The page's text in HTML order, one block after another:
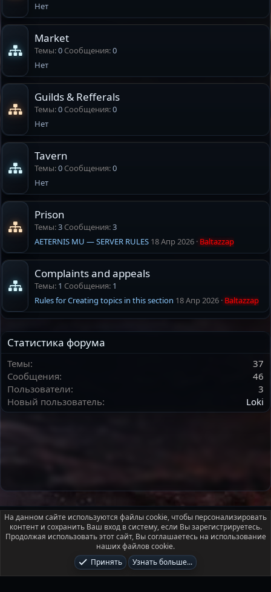
Нет
Market
Темы 0 Сообщения 0
Нет
Guilds & Refferals
Темы 0 Сообщения 0
Нет
Tavern
Темы 0 Сообщения 0
Нет
Prison
Темы 3 Сообщения 3
AETERNIS MU — SERVER RULES 18 Апр 2026 Baltazzap
Complaints and appeals
Темы 1 Сообщения 1
Rules for Creating topics in this section 18 Апр 2026 Baltazzap
Статистика форума
Темы
37
Сообщения
46
Пользователи
3
Новый пользователь
Loki
Russian (RU)
Условия и правила
Политика конфиденциальности
Помощь
Главная
Локализация от xenForo.Info®
На данном сайте используются файлы cookie, чтобы персонализировать
контент и сохранить Ваш вход в систему, если Вы зарегистрируетесь.
Продолжая использовать этот сайт, Вы соглашаетесь на использование
наших файлов cookie.
Принять
Узнать больше...